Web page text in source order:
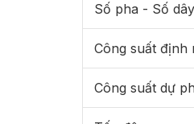
Số pha - Số
Công suất định
Công suất dự